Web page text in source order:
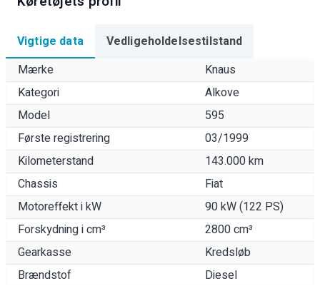
Vigtige data
Vedligeholdelsestilstand
Mærke
Knaus
Kategori
Alkove
Model
595
Første registrering
03/1999
Kilometerstand
143.000 km
Chassis
Fiat
Motoreffekt i kW
90 kW (122 PS)
Forskydning i cm³
2800 cm³
Gearkasse
Kredsløb
Brændstof
Diesel